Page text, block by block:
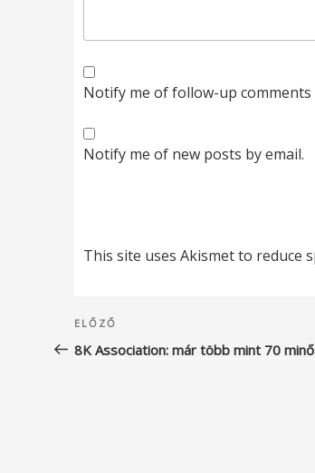
Notify me of follow-up comments
Notify me of new posts by email.
This site uses Akismet to reduce
Bejegyzés
navigáció
Korábbi
bejegyzés
ELŐZŐ
8K Association: már több mint 70